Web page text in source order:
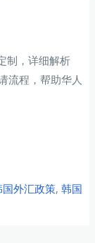
制，详细解析
流程，帮助华人
国外汇政策, 韩国